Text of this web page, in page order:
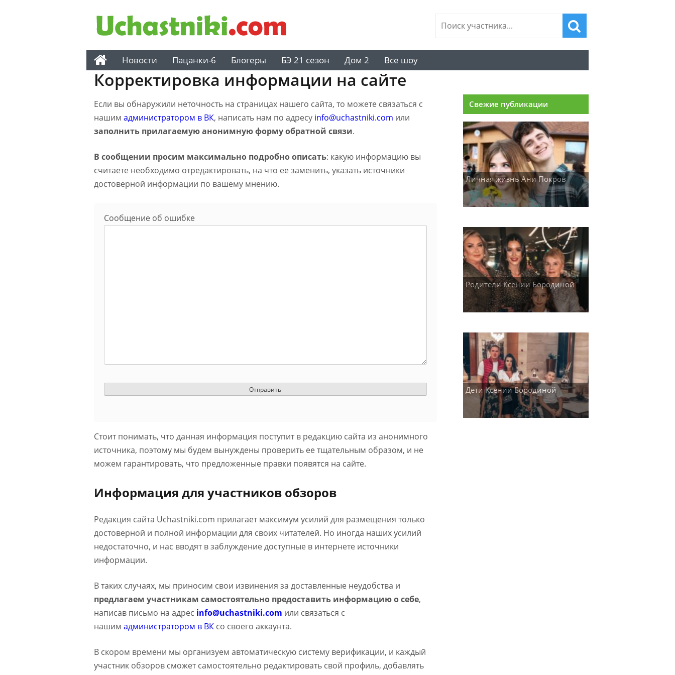
Новости Пацанки-6 Блогеры БЭ 21 сезон Дом 2 Все шоу
Корректировка информации на сайте
Если вы обнаружили неточность на страницах нашего сайта, то можете связаться с
нашим администратором в ВК, написать нам по адресу info@uchastniki.com или
заполнить прилагаемую анонимную форму обратной связи.
В сообщении просим максимально подробно описать: какую информацию вы
считаете необходимо отредактировать, на что ее заменить, указать источники
достоверной информации по вашему мнению.
Сообщение об ошибке
Стоит понимать, что данная информация поступит в редакцию сайта из анонимного
источника, поэтому мы будем вынуждены проверить ее тщательным образом, и не
можем гарантировать, что предложенные правки появятся на сайте.
Информация для участников обзоров
Редакция сайта Uchastniki.com прилагает максимум усилий для размещения только
достоверной и полной информации для своих читателей. Но иногда наших усилий
недостаточно, и нас вводят в заблуждение доступные в интернете источники
информации.
В таких случаях, мы приносим свои извинения за доставленные неудобства и
предлагаем участникам самостоятельно предоставить информацию о себе,
написав письмо на адрес info@uchastniki.com или связаться с
нашим администратором в ВК со своего аккаунта.
В скором времени мы организуем автоматическую систему верификации, и каждый
участник обзоров сможет самостоятельно редактировать свой профиль, добавлять
Свежие публикации
Личная жизнь Ани Покров
Родители Ксении Бородиной
Дети Ксении Бородиной